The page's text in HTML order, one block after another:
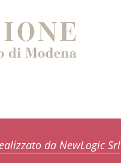
da NewLogic Srl